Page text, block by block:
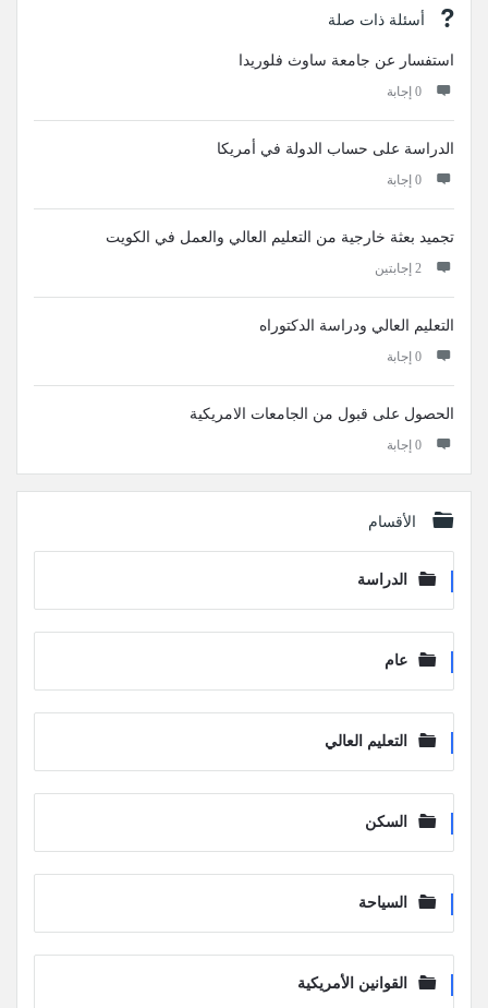
أسئلة ذات صلة
استفسار عن جامعة ساوث فلوريدا
‫0 إجابة
الدراسة على حساب الدولة في أمريكا
‫0 إجابة
تجميد بعثة خارجية من التعليم العالي والعمل في الكويت
‫2 إجابتين
التعليم العالي ودراسة الدكتوراه
‫0 إجابة
الحصول على قبول من الجامعات الامريكية
‫0 إجابة
الأقسام
الدراسة
عام
التعليم العالي
السكن
السياحة
القوانين الأمريكية